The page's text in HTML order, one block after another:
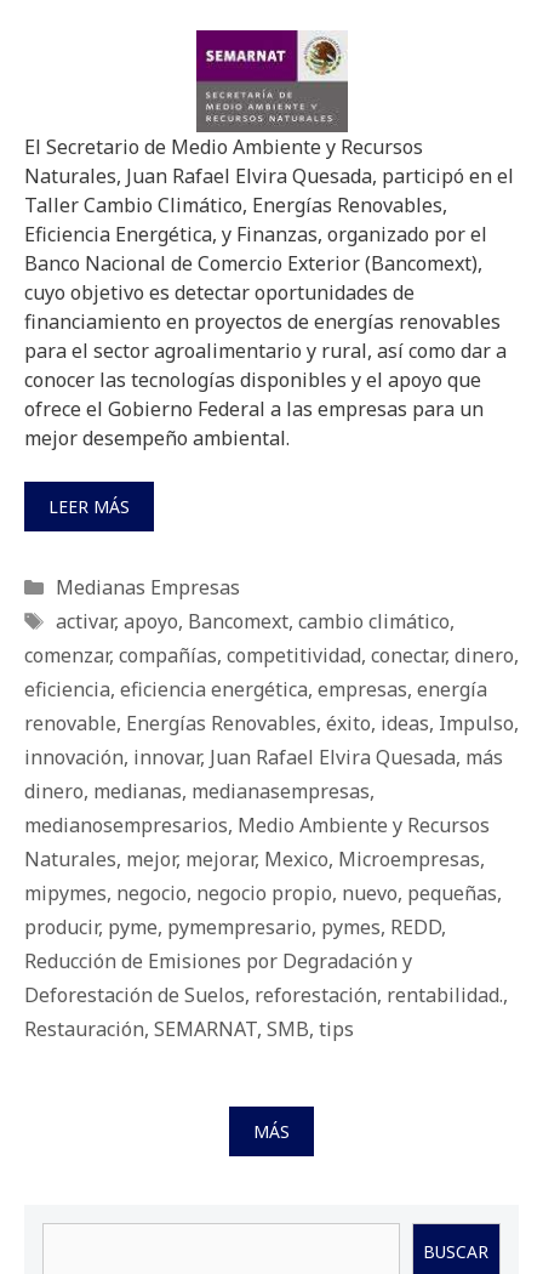
El Secretario de Medio Ambiente y Recursos
Naturales, Juan Rafael Elvira Quesada, participó en el
Taller Cambio Climático, Energías Renovables,
Eficiencia Energética, y Finanzas, organizado por el
Banco Nacional de Comercio Exterior (Bancomext),
cuyo objetivo es detectar oportunidades de
financiamiento en proyectos de energías renovables
para el sector agroalimentario y rural, así como dar a
conocer las tecnologías disponibles y el apoyo que
ofrece el Gobierno Federal a las empresas para un
mejor desempeño ambiental.
LEER MÁS
Categorías
Medianas Empresas
Etiquetas
activar, apoyo, Bancomext, cambio climático,
comenzar, compañías, competitividad, conectar, dinero,
eficiencia, eficiencia energética, empresas, energía
renovable, Energías Renovables, éxito, ideas, Impulso,
innovación, innovar, Juan Rafael Elvira Quesada, más
dinero, medianas, medianasempresas,
medianosempresarios, Medio Ambiente y Recursos
Naturales, mejor, mejorar, Mexico, Microempresas,
mipymes, negocio, negocio propio, nuevo, pequeñas,
producir, pyme, pymempresario, pymes, REDD,
Reducción de Emisiones por Degradación y
Deforestación de Suelos, reforestación, rentabilidad.,
Restauración, SEMARNAT, SMB, tips
MÁS
BUSCAR